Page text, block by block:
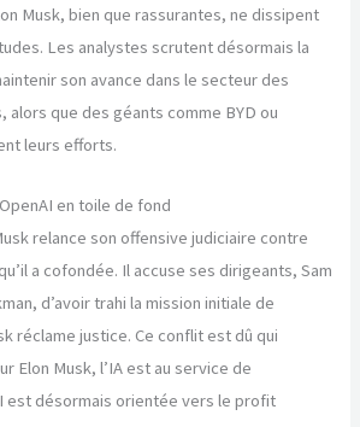
Musk, bien que rassurantes, ne dissipent
Les analystes scrutent désormais la
son avance dans le secteur des
alors que des géants comme BYD ou
leurs efforts.
en toile de fond
relance son offensive judiciaire contre
a cofondée. Il accuse ses dirigeants, Sam
d’avoir trahi la mission initiale de
réclame justice. Ce conflit est dû qui
Elon Musk, l’IA est au service de
est désormais orientée vers le profit